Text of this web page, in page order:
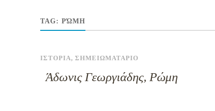
TAG: ΡΏΜΗ
ΙΣΤΟΡΙΑ, ΣΗΜΕΙΩΜΑΤΑΡΙΟ
Άδωνις Γεωργιάδης, Ρώμη